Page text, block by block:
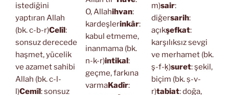
istediğini
yaptıran Allah
(bk. c-b-r)Celîl:
sonsuz derecede
haşmet, yücelik
ve azamet sahibi
Allah (bk. c-l-
l)Cemîl: sonsuz
O, Allahihvan:
kardeşlerinkâr:
kabul etmeme,
inanmama (bk.
n-k-r)intikal:
geçme, farkına
varmaKadîr:
m)sair:
diğersarih:
açıkşefkat:
karşılıksız sevgi
ve merhamet (bk.
ş-f-ḳ)suret: şekil,
biçim (bk. ṣ-v-
r)tabiat: doğa,